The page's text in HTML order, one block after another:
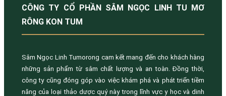
CÔNG TY CỔ PHẦN SÂM NGỌC LINH TU MƠ
RÔNG KON TUM
Sâm Ngọc Linh Tumorong cam kết mang đến cho khách hàng
những sản phẩm từ sâm chất lượng và an toàn. Đồng thời,
công ty cũng đóng góp vào việc khám phá và phát triển tiềm
năng của loại thảo dược quý này trong lĩnh vực y học và dinh